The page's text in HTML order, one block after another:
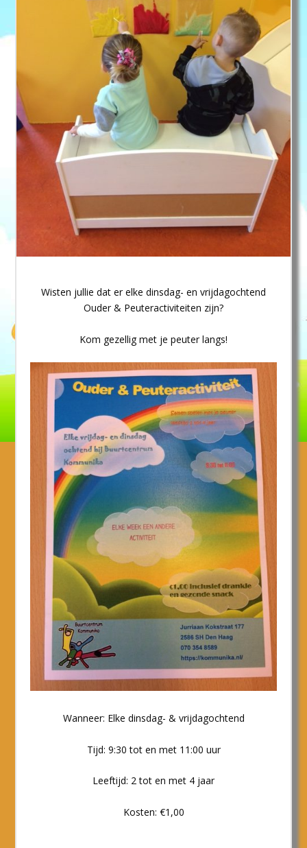
Wisten jullie dat er elke dinsdag- en vrijdagochtend
Ouder & Peuteractiviteiten zijn?
Kom gezellig met je peuter langs!
Wanneer: Elke dinsdag- & vrijdagochtend
Tijd: 9:30 tot en met 11:00 uur
Leeftijd: 2 tot en met 4 jaar
Kosten: €1,00